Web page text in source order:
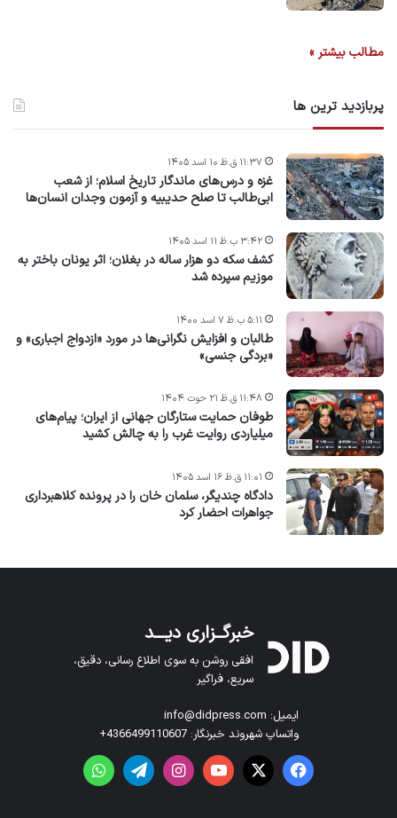
مطالب بیشتر »
پربازدید ترین ها
غزه و درس‌های ماندگار تاریخ اسلام؛ از شعب
ابی‌طالب تا صلح حدیبیه و آزمون وجدان انسان‌ها
۱۱:۳۷ ق.ظ ۱۰ اسد ۱۴۰۵
کشف سکه دو هزار ساله در بغلان؛ اثر یونان باختر به
موزیم سپرده شد
۳:۴۲ ب.ظ ۱۱ اسد ۱۴۰۵
طالبان و افزایش نگرانی‌ها در مورد «ازدواج اجباری» و
«بردگی جنسی»
۵:۱۱ ب.ظ ۷ اسد ۱۴۰۰
طوفان حمایت ستارگان جهانی از ایران؛ پیام‌های
میلیاردی روایت غرب را به چالش کشید
۱۱:۴۸ ق.ظ ۲۱ حوت ۱۴۰۴
دادگاه چندیگر، سلمان خان را در پرونده کلاهبرداری
جواهرات احضار کرد
۱۱:۰۱ ق.ظ ۱۶ اسد ۱۴۰۵
خبرگــزاری دیـــد
افقی روشن به سوی اطلاع رسانی، دقیق،
سریع، فراگیر
ایمیل: info@didpress.com
واتساپ شهروند خبرنگار: 4366499110607+
فیس بوک X یوتیوباینستاگرامتلگرامواتس آپ